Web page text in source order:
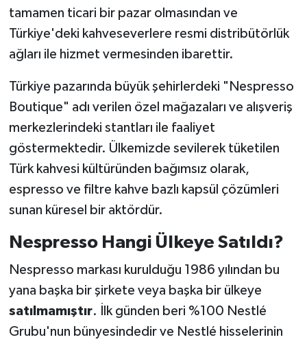
tamamen ticari bir pazar olmasından ve
Türkiye'deki kahveseverlere resmi distribütörlük
ağları ile hizmet vermesinden ibarettir.
Türkiye pazarında büyük şehirlerdeki "Nespresso
Boutique" adı verilen özel mağazaları ve alışveriş
merkezlerindeki stantları ile faaliyet
göstermektedir. Ülkemizde sevilerek tüketilen
Türk kahvesi kültüründen bağımsız olarak,
espresso ve filtre kahve bazlı kapsül çözümleri
sunan küresel bir aktördür.
Nespresso Hangi Ülkeye Satıldı?
Nespresso markası kurulduğu 1986 yılından bu
yana başka bir şirkete veya başka bir ülkeye
satılmamıştır. İlk günden beri %100 Nestlé
Grubu'nun bünyesindedir ve Nestlé hisselerinin